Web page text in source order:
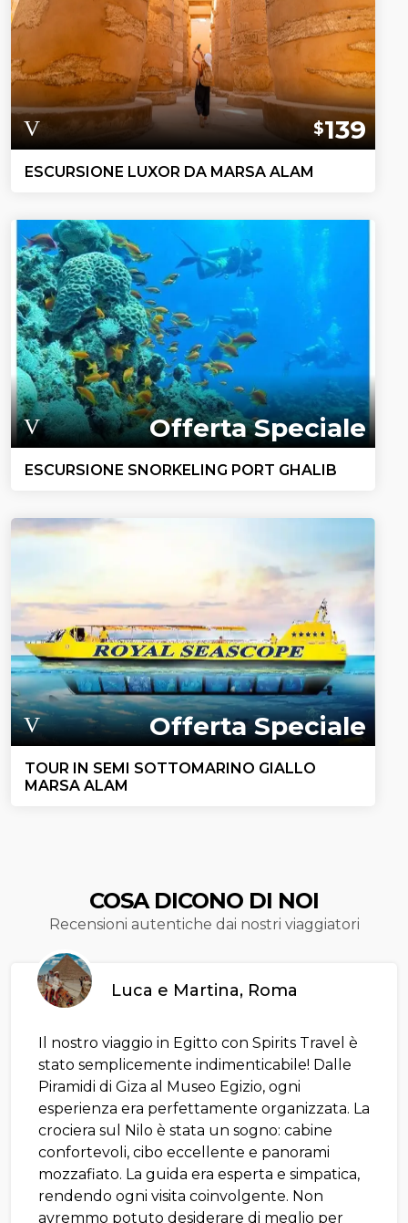
$139
ESCURSIONE LUXOR DA MARSA ALAM
Offerta Speciale
ESCURSIONE SNORKELING PORT GHALIB
Offerta Speciale
TOUR IN SEMI SOTTOMARINO GIALLO
MARSA ALAM
COSA DICONO DI NOI
Recensioni autentiche dai nostri viaggiatori
Luca e Martina, Roma
Il nostro viaggio in Egitto con Spirits Travel è
stato semplicemente indimenticabile! Dalle
Piramidi di Giza al Museo Egizio, ogni
esperienza era perfettamente organizzata. La
crociera sul Nilo è stata un sogno: cabine
confortevoli, cibo eccellente e panorami
mozzafiato. La guida era esperta e simpatica,
rendendo ogni visita coinvolgente. Non
avremmo potuto desiderare di meglio per